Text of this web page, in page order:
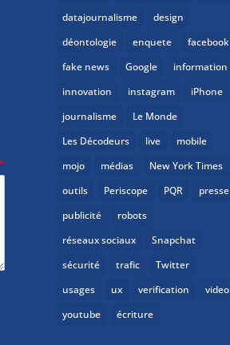
datajournalisme
design
déontologie
enquete
facebook
fake news
Google
information
innovation
instagram
iPhone
journalisme
Le Monde
Les Décodeurs
live
mobile
mojo
médias
New York Times
outils
Periscope PQR
presse
publicité
robots
réseaux sociaux
Snapchat
sécurité
trafic
Twitter
usages
ux verification
video
youtube
écriture